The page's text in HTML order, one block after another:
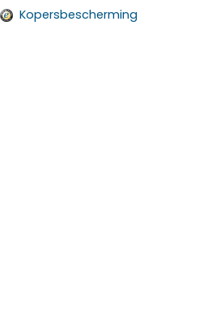
Kopersbescherming